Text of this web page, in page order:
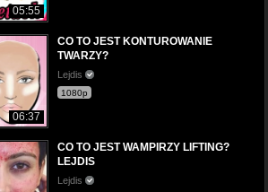
05:55
06:37
CO TO JEST KONTUROWANIE
TWARZY?
Lejdis
1080p
CO TO JEST WAMPIRZY LIFTING?
LEJDIS
Lejdis